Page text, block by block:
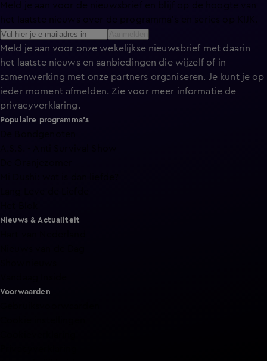
Meld je aan voor de nieuwsbrief en blijf op de hoogte van
het laatste nieuws over de programma’s en series op KIJK.
Meld je aan voor onze wekelijkse nieuwsbrief met daarin
het laatste nieuws en aanbiedingen die wijzelf of in
samenwerking met onze partners organiseren. Je kunt je op
ieder moment afmelden. Zie voor meer informatie de
privacyverklaring.
Populaire programma's
Nieuws & Actualiteit
Voorwaarden